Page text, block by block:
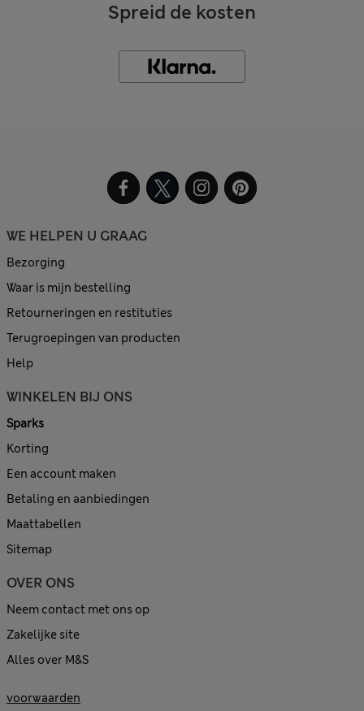
Spreid de kosten
WE HELPEN U GRAAG
Bezorging
Waar is mijn bestelling
Retourneringen en restituties
Terugroepingen van producten
Help
WINKELEN BIJ ONS
Sparks
Korting
Een account maken
Betaling en aanbiedingen
Maattabellen
Sitemap
OVER ONS
Neem contact met ons op
Zakelijke site
Alles over M&S
voorwaarden